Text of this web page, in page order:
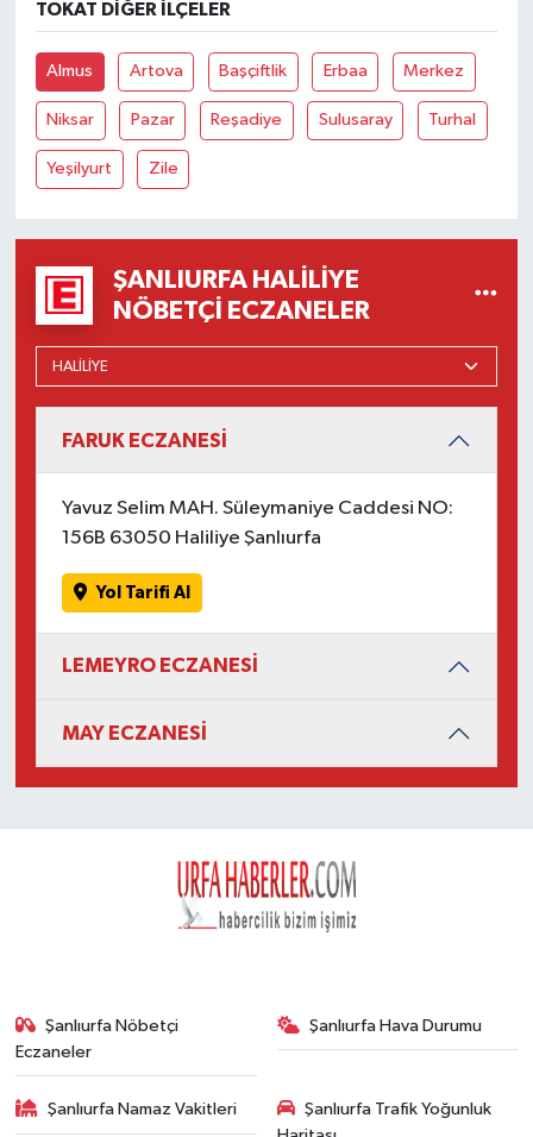
TOKAT DIĞER İLÇELER
Almus Artova Başçiftlik Erbaa Merkez
Niksar Pazar Reşadiye Sulusaray Turhal
Yeşilyurt Zile
ŞANLIURFA HALILIYE
NÖBETÇI ECZANELER
FARUK ECZANESİ
Yavuz Selim MAH. Süleymaniye Caddesi NO:
156B 63050 Haliliye Şanlıurfa
Yol Tarifi Al
LEMEYRO ECZANESİ
MAY ECZANESİ
Şanlıurfa Nöbetçi
Eczaneler
Şanlıurfa Hava Durumu
Şanlıurfa Namaz Vakitleri
Şanlıurfa Trafik Yoğunluk